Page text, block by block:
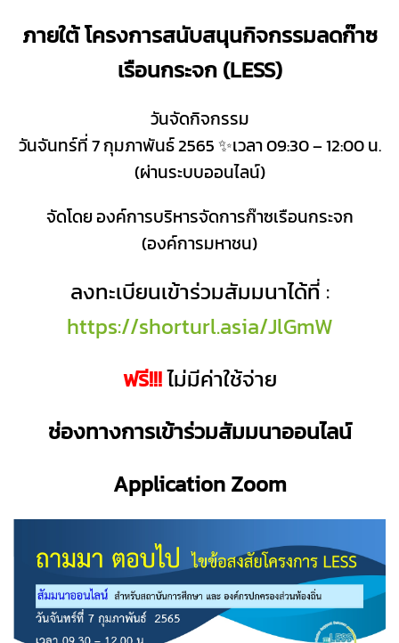
ภายใต้ โครงการสนับสนุนกิจกรรมลดก๊าซ
เรือนกระจก (LESS)
วันจัดกิจกรรม
วันจันทร์ที่ 7 กุมภาพันธ์ 2565 ✨เวลา 09:30 – 12:00 น.
(ผ่านระบบออนไลน์)
จัดโดย องค์การบริหารจัดการก๊าซเรือนกระจก
(องค์การมหาชน)
ลงทะเบียนเข้าร่วมสัมมนาได้ที่ :
https://shorturl.asia/JlGmW
ฟรี!!!ไม่มีค่าใช้จ่าย
ช่องทางการเข้าร่วมสัมมนาออนไลน์
Application Zoom